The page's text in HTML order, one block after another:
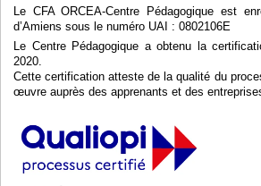
Le CFA ORCEA-Centre Pédagogique est
d’Amiens sous le numéro UAI : 0802106E
Le Centre Pédagogique a obtenu la
2020.
Cette certification atteste de la qualité du
œuvre auprès des apprenants et des